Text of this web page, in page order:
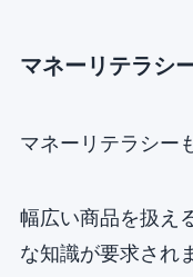
マネーリテラシ
マネーリテラシー
幅広い商品を扱え
な知識が要求され